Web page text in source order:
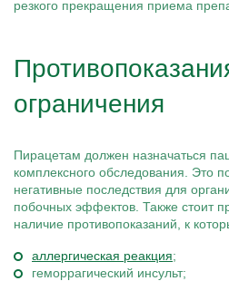
резкого прекращения приема
ограничения
Пирацетам должен назначаться
комплексного обследования. Это
негативные последствия для
побочных эффектов. Также стоит
наличие противопоказаний, к
аллергическая реакция;
геморрагический инсульт;